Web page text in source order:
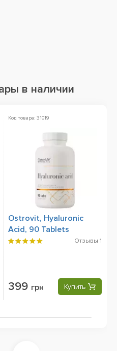
в наличии
Код товара: 31019
Ostrovit, Hyaluronic
Acid, 90 Tablets
Отзывы 1
399 грн Купить